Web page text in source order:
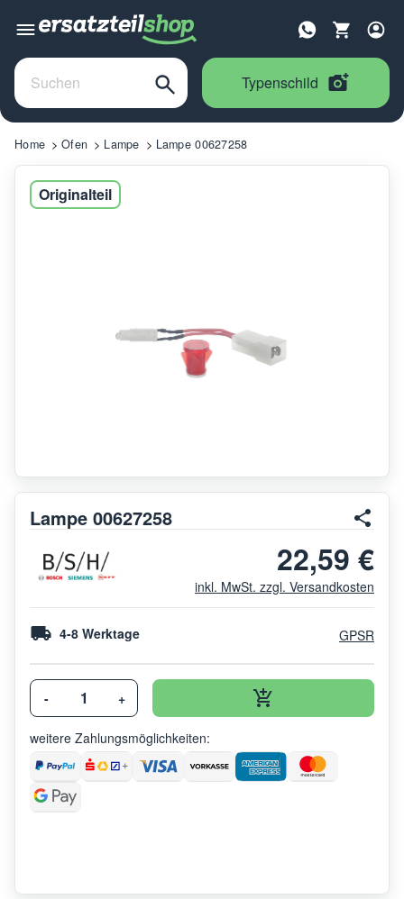
Typenschild
Home Ofen Lampe Lampe 00627258
Originalteil
Lampe 00627258
22,59 €
inkl. MwSt. zzgl. Versandkosten
4-8 Werktage GPSR
- +
weitere Zahlungsmöglichkeiten: